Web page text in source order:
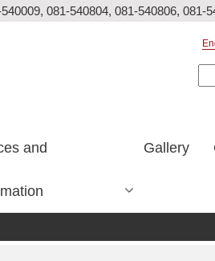
081-540804, 081-540806, 081-
and Gallery